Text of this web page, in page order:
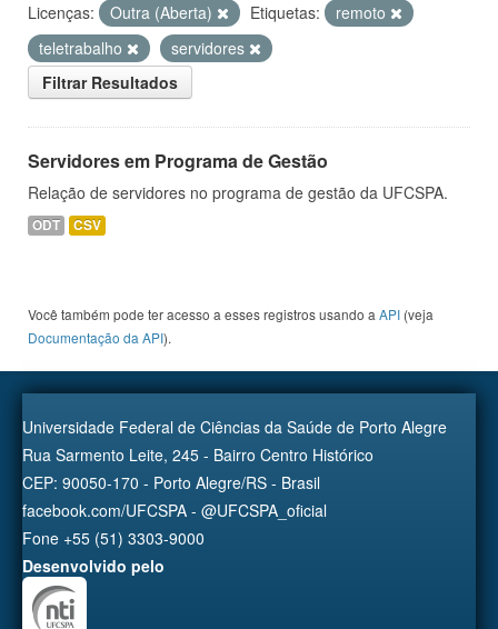
Licenças: Outra (Aberta) Etiquetas:
remoto
teletrabalho
servidores
Filtrar Resultados
Servidores em Programa de Gestão
Relação de servidores no programa de gestão da UFCSPA.
ODT CSV
Você também pode ter acesso a esses registros usando a API (veja
Documentação da API).
Universidade Federal de Ciências da Saúde de Porto Alegre
Rua Sarmento Leite, 245 - Bairro Centro Histórico
CEP: 90050-170 - Porto Alegre/RS - Brasil
facebook.com/UFCSPA - @UFCSPA_oficial
Fone +55 (51) 3303-9000
Desenvolvido pelo